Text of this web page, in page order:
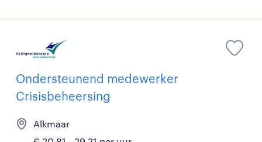
Ondersteunend medewerker
Crisisbeheersing
Alkmaar